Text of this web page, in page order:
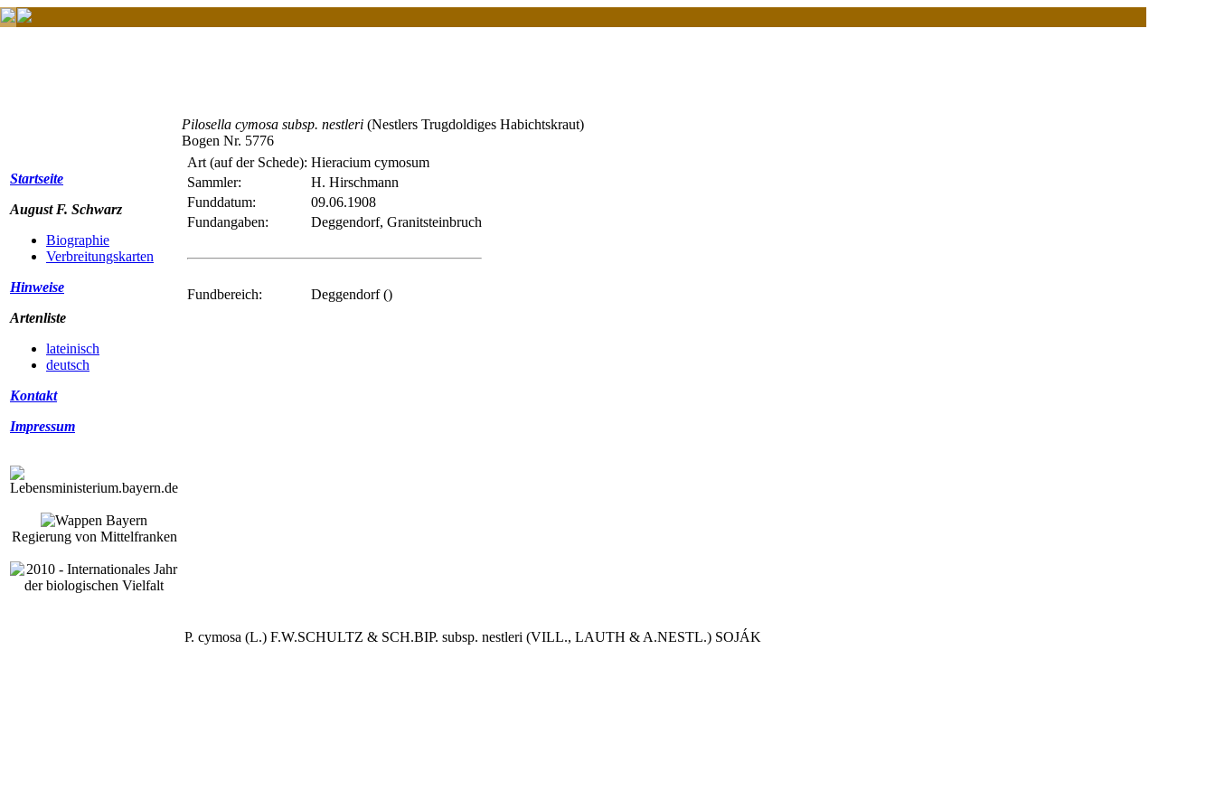
Startseite
August F. Schwarz
Biographie
Verbreitungskarten
Hinweise
Artenliste
lateinisch
deutsch
Kontakt
Impressum
Regierung von Mittelfranken
Pilosella cymosa subsp. nestleri (Nestlers Trugdoldiges Habichtskraut)
Bogen Nr. 5776
Art (auf der Schede): Hieracium cymosum
Sammler:
H. Hirschmann
Funddatum:
09.06.1908
Fundangaben:
Deggendorf, Granitsteinbruch
Fundbereich: Deggendorf ()
P. cymosa (L.) F.W.SCHULTZ & SCH.BIP. subsp. nestleri (VILL., LAUTH & A.NESTL.) SOJÁK